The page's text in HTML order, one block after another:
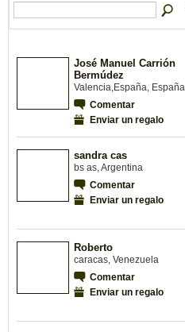
José Manuel Carrión
Bermúdez
Valencia,España, España
Comentar
Enviar un regalo
sandra cas
bs as, Argentina
Comentar
Enviar un regalo
Roberto
caracas, Venezuela
Comentar
Enviar un regalo